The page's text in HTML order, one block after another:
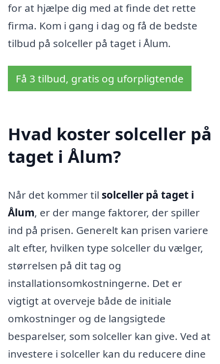
for at hjælpe dig med at finde det rette
firma. Kom i gang i dag og få de bedste
tilbud på solceller på taget i Ålum.
Få 3 tilbud, gratis og uforpligtende
Hvad koster solceller på
taget i Ålum?
Når det kommer til solceller på taget i
Ålum, er der mange faktorer, der spiller
ind på prisen. Generelt kan prisen variere
alt efter, hvilken type solceller du vælger,
størrelsen på dit tag og
installationsomkostningerne. Det er
vigtigt at overveje både de initiale
omkostninger og de langsigtede
besparelser, som solceller kan give. Ved at
investere i solceller kan du reducere dine